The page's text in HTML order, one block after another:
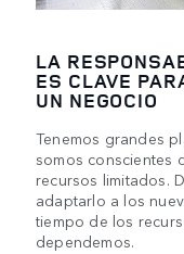
LA
ES CLAVE
UN NEGOCIO
Tenemos grandes
somos conscientes
recursos limitados.
adaptarlo a los
tiempo de los
dependemos.